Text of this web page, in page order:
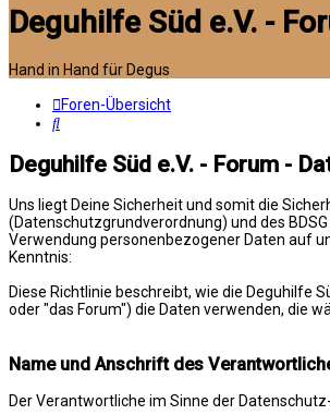
Deguhilfe Süd e.V. -
Hand in Hand für Degus
Foren-Übersicht
Suche
Deguhilfe Süd e.V. - Forum -
Uns liegt Deine Sicherheit und somit die
(Datenschutzgrundverordnung) und des
Verwendung personenbezogener Daten auf
Kenntnis:
Diese Richtlinie beschreibt, wie die Deguhilfe
oder "das Forum") die Daten verwenden, die
Name und Anschrift des
Der Verantwortliche im Sinne der